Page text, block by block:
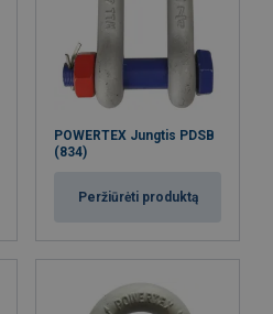
POWERTEX Jungtis PDSB
(834)
Peržiūrėti produktą